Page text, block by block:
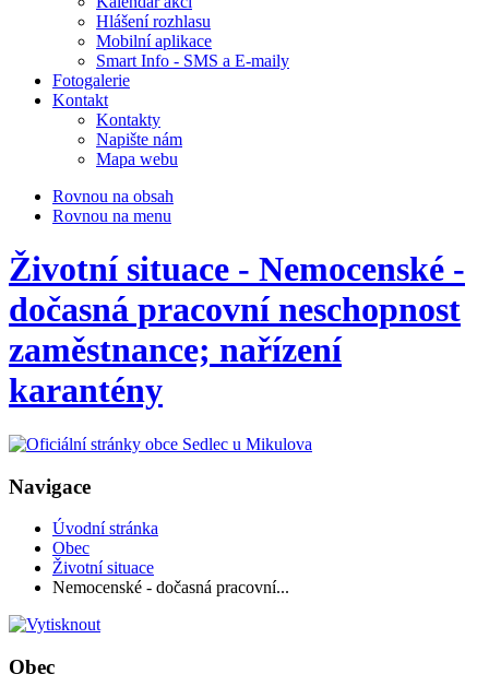
Hlášení rozhlasu
Mobilní aplikace
Smart Info - SMS a E-maily
Fotogalerie
Kontakt
Kontakty
Napište nám
Mapa webu
Rovnou na obsah
Rovnou na menu
Životní situace - Nemocenské -
dočasná pracovní neschopnost
zaměstnance; nařízení
karantény
Navigace
Úvodní stránka
Obec
Životní situace
Nemocenské - dočasná pracovní...
Obec